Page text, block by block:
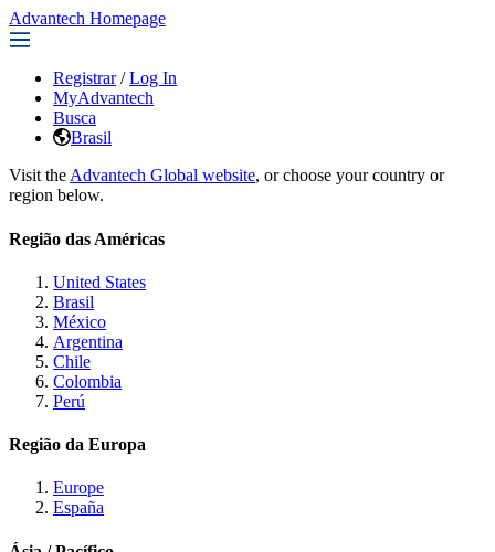
Advantech Homepage
Registrar / Log In
MyAdvantech
Busca
Brasil
Visit the Advantech Global website, or choose your country or
region below.
Região das Américas
United States
Brasil
México
Argentina
Chile
Colombia
Perú
Região da Europa
Europe
España